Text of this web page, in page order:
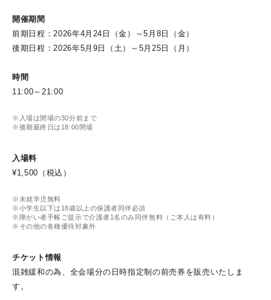
開催期間
前期日程：2026年4月24日（金）～5月8日（金）
後期日程：2026年5月9日（土）～5月25日（月）
時間
11:00～21:00
※入場は閉場の30分前まで
※後期最終日は18:00閉場
入場料
¥1,500（税込）
※未就学児無料
※小学生以下は18歳以上の保護者同伴必須
※障がい者手帳ご提示で介護者1名のみ同伴無料（ご本人は有料）
※その他の各種優待対象外
チケット情報
混雑緩和の為、全会場分の日時指定制の前売券を販売いたしま
す。